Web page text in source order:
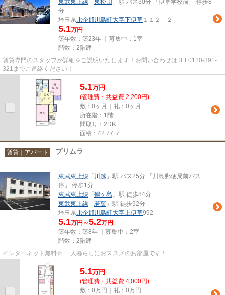
東武東上線 「 東松山 」駅 バス30分 「伊草学校前」 停歩8
分
埼玉県比企郡川島町大字下伊草 １１２－２
5.1万円
築年数：築23年 ｜募集中： 1室
階数：2階建
賃貸専門のスタッフが詳細をご説明いたします！お問い合わせはTEL0120-391-
321までご連絡ください！
5.1万円
(管理費・共益費 2,200円)
敷：0ヶ月｜礼：0ヶ月
所在階：1階
間取り：2DK
面積：42.77㎡
賃貸｜アパート プリムラ
東武東上線 「 川越 」駅 バス25分 「川島郵便局前バス
停」 停歩1分
東武東上線 「 鶴ヶ島 」駅 徒歩84分
東武東上線 「 若葉 」駅 徒歩92分
埼玉県比企郡川島町大字上伊草992
5.1万円～5.2万円
築年数：築8年 ｜募集中： 2室
階数：2階建
インターネット無料☆ 一人暮らしにおススメのお部屋です！
5.1万円
(管理費・共益費 4,000円)
敷：0万円｜礼：0万円